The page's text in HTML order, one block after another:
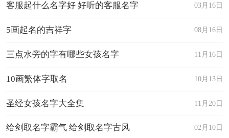
03月16日
客服起什么名字好 好听的客服名字
08月16日
5画起名的吉祥字
11月16日
三点水旁的字有哪些女孩名字
10月13日
10画繁体字取名
11月20日
圣经女孩名字大全集
02月10日
给剑取名字霸气 给剑取名字古风